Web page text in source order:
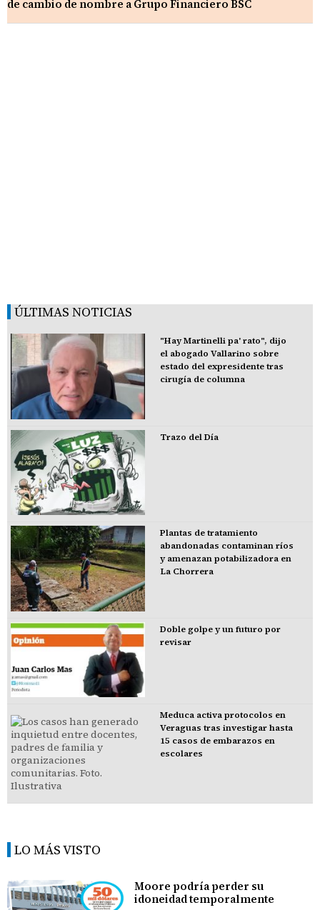
de cambio de nombre a Grupo Financiero BSC
ÚLTIMAS NOTICIAS
"Hay Martinelli pa' rato", dijo
el abogado Vallarino sobre
estado del expresidente tras
cirugía de columna
Trazo del Día
Plantas de tratamiento
abandonadas contaminan ríos
y amenazan potabilizadora en
La Chorrera
Doble golpe y un futuro por
revisar
Meduca activa protocolos en
Veraguas tras investigar hasta
15 casos de embarazos en
escolares
LO MÁS VISTO
Moore podría perder su
idoneidad temporalmente